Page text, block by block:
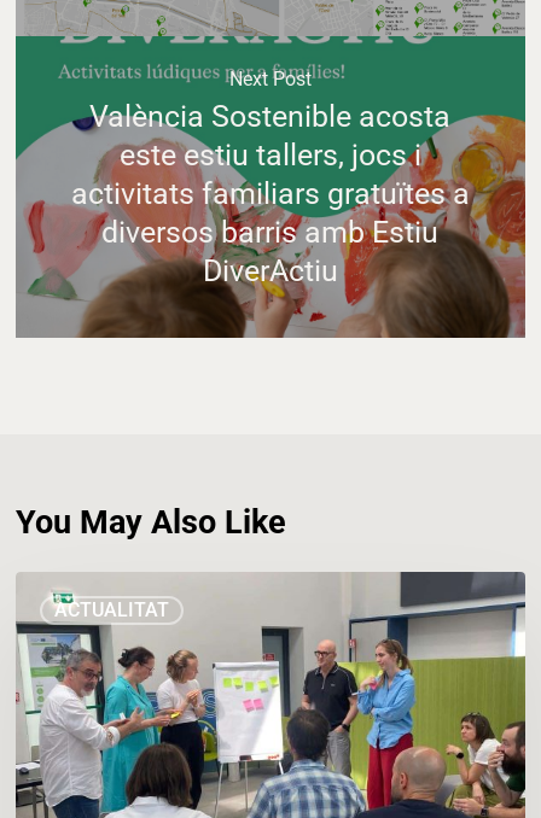
Next Post
València Sostenible acosta
este estiu tallers, jocs i
activitats familiars gratuïtes a
diversos barris amb Estiu
DiverActiu
You May Also Like
ACTUALITAT
s’incorpora
al
projecte
europeu
Eureka
per
impulsar
l’acció